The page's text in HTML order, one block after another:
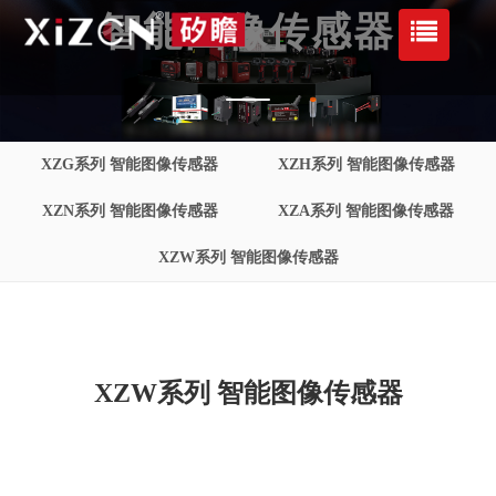
智能图像传感器
XZG系列 智能图像传感器 XZH系列 智能图像传感器
XZN系列 智能图像传感器 XZA系列 智能图像传感器
XZW系列 智能图像传感器
XZW系列 智能图像传感器